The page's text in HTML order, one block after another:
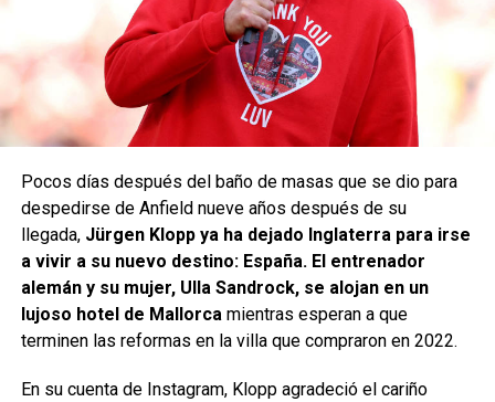
Pocos días después del baño de masas que se dio para
despedirse de Anfield nueve años después de su
llegada, Jürgen Klopp ya ha dejado Inglaterra para irse
a vivir a su nuevo destino: España. El entrenador
alemán y su mujer, Ulla Sandrock, se alojan en un
lujoso hotel de Mallorca mientras esperan a que
terminen las reformas en la villa que compraron en 2022.
En su cuenta de Instagram, Klopp agradeció el cariño